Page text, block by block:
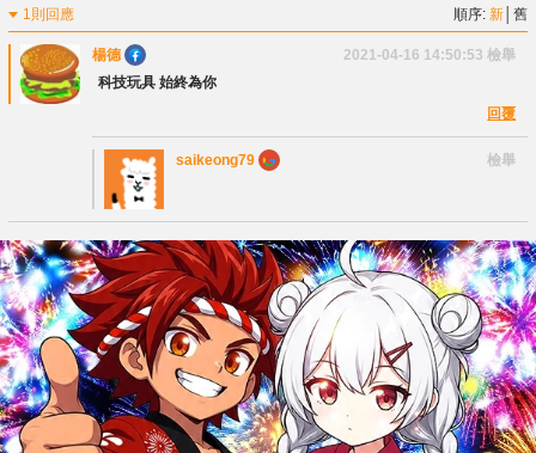
1則回應 順序:新 │舊
楊德 2021-04-16 14:50:53 檢舉
科技玩具 始終為你
回覆
saikeong79 檢舉